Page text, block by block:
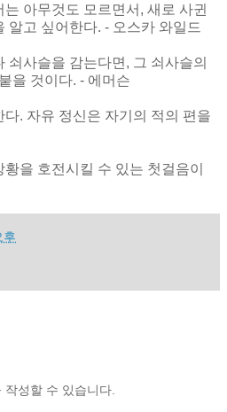
아무것도 모르면서, 새로 사귄
알고 싶어한다. - 오스카 와일드
쇠사슬을 감는다면, 그 쇠사슬의
을 것이다. - 에머슨
. 자유 정신은 자기의 적의 편을
을 호전시킬 수 있는 첫걸음이
후
성할 수 있습니다.